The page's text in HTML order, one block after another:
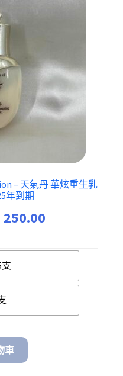
– 天氣丹 華炫重生乳
年到期
250.00
through
車